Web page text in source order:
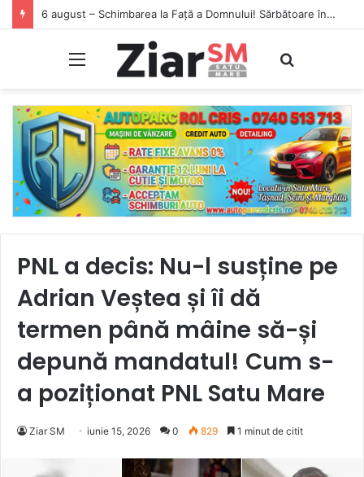
6 august – Schimbarea la Față a Domnului! Sărbătoare în calendarul ortodox
Meniu
PNL a decis: Nu-l susține pe
Adrian Veștea și îi dă
termen până mâine să-și
depună mandatul! Cum s-
a poziționat PNL Satu Mare
Ziar SM iunie 15, 2026 0 829 1 minut de citit